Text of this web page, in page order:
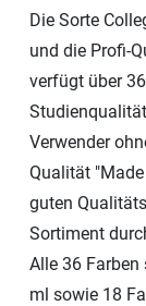
Die Sorte
und die Profi-
verfügt über
Verwender
Qualität
guten
Sortiment
Alle 36
ml sowie 18